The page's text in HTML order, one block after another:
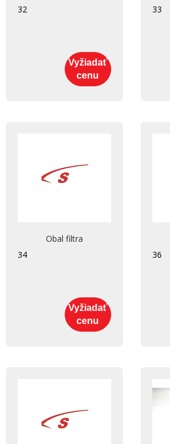
32
Vyžiadať
cenu
33
Obal filtra
34
Vyžiadať
cenu
36